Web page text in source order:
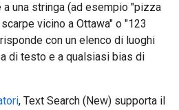
una stringa (ad esempio "pizza
vicino a Ottawa" o "123
con un elenco di luoghi
di testo e a qualsiasi bias di
, Text Search (New) supporta il